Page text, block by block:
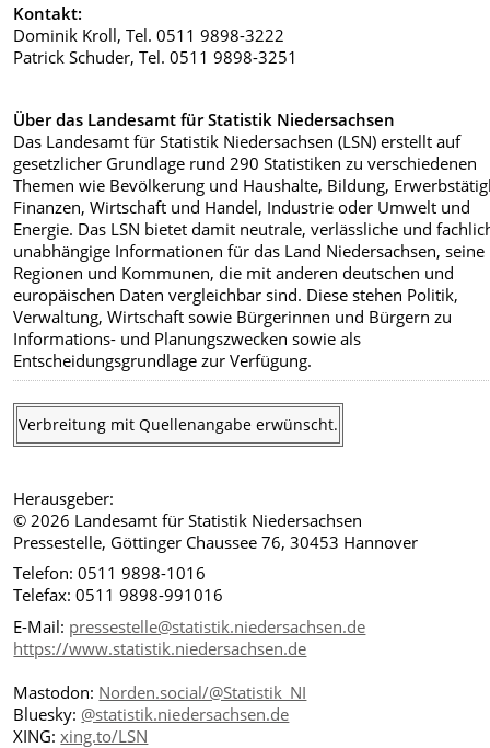
Kontakt:
Dominik Kroll, Tel. 0511 9898-3222
Patrick Schuder, Tel. 0511 9898-3251
Über das Landesamt für Statistik Niedersachsen
Das Landesamt für Statistik Niedersachsen (LSN) erstellt auf
gesetzlicher Grundlage rund 290 Statistiken zu verschiedenen
Themen wie Bevölkerung und Haushalte, Bildung,
Finanzen, Wirtschaft und Handel, Industrie oder Umwelt und
Energie. Das LSN bietet damit neutrale, verlässliche und
unabhängige Informationen für das Land Niedersachsen, seine
Regionen und Kommunen, die mit anderen deutschen und
europäischen Daten vergleichbar sind. Diese stehen Politik,
Verwaltung, Wirtschaft sowie Bürgerinnen und Bürgern zu
Informations- und Planungszwecken sowie als
Entscheidungsgrundlage zur Verfügung.
Verbreitung mit Quellenangabe erwünscht.
Herausgeber:
© 2026 Landesamt für Statistik Niedersachsen
Pressestelle, Göttinger Chaussee 76, 30453 Hannover
Telefon: 0511 9898-1016
Telefax: 0511 9898-991016
E-Mail: pressestelle@statistik.niedersachsen.de
https://www.statistik.niedersachsen.de
Mastodon: Norden.social/@Statistik_NI
Bluesky: @statistik.niedersachsen.de
XING:xing.to/LSN